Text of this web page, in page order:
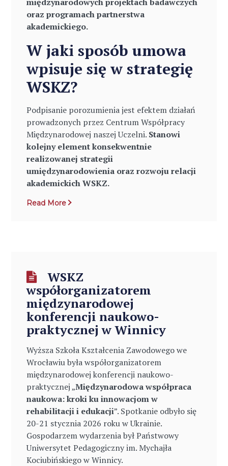
oraz programach partnerstwa
akademickiego.
W jaki sposób umowa
wpisuje się w strategię
WSKZ?
Podpisanie porozumienia jest efektem działań
prowadzonych przez Centrum Współpracy
Międzynarodowej naszej Uczelni. Stanowi
kolejny element konsekwentnie
realizowanej strategii
umiędzynarodowienia oraz rozwoju relacji
akademickich WSKZ.
Read More
WSKZ
współorganizatorem
międzynarodowej
konferencji naukowo-
praktycznej w Winnicy
Wyższa Szkoła Kształcenia Zawodowego we
Wrocławiu była współorganizatorem
międzynarodowej konferencji naukowo-
praktycznej „Międzynarodowa współpraca
naukowa: kroki ku innowacjom w
rehabilitacji i edukacji”. Spotkanie odbyło się
20-21 stycznia 2026 roku w Ukrainie.
Gospodarzem wydarzenia był Państwowy
Uniwersytet Pedagogiczny im. Mychajła
Kociubińskiego w Winnicy.